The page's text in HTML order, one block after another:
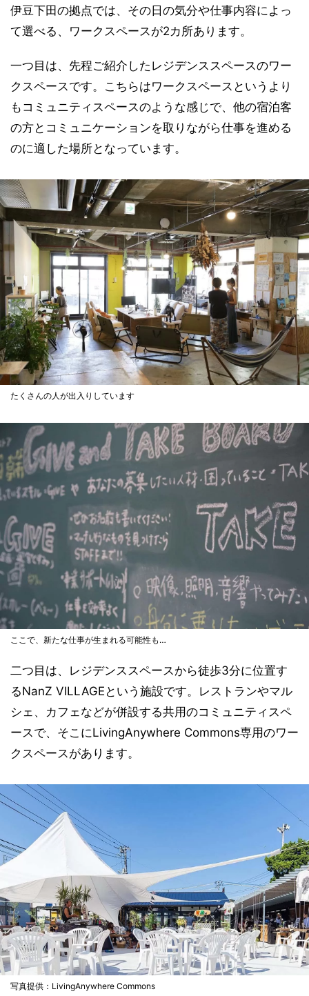
伊豆下田の拠点では、その日の気分や仕事内容によっ
て選べる、ワークスペースが2カ所あります。
一つ目は、先程ご紹介したレジデンススペースのワー
クスペースです。こちらはワークスペースというより
もコミュニティスペースのような感じで、他の宿泊客
の方とコミュニケーションを取りながら仕事を進める
のに適した場所となっています。
たくさんの人が出入りしています
ここで、新たな仕事が生まれる可能性も…
二つ目は、レジデンススペースから徒歩3分に位置す
るNanZ VILLAGEという施設です。レストランやマル
シェ、カフェなどが併設する共用のコミュニティスペ
ースで、そこにLivingAnywhere Commons専用のワー
クスペースがあります。
写真提供：LivingAnywhere Commons